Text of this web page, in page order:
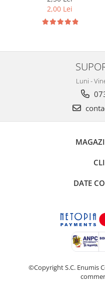
compartimente
2,00 Lei
Luni -
DATE
©Copyright S.C. Enumis